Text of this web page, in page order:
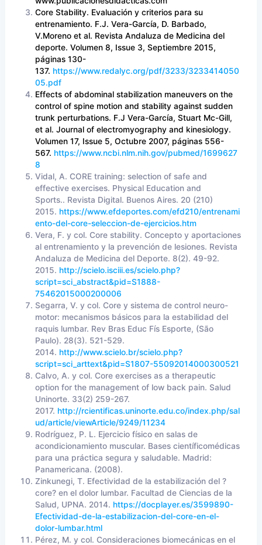
Core Stability. Evaluación y criterios para su
entrenamiento. F.J. Vera-García, D. Barbado,
V.Moreno et al. Revista Andaluza de Medicina del
deporte. Volumen 8, Issue 3, Septiembre 2015,
páginas 130-
137. https://www.redalyc.org/pdf/3233/3233414050
05.pdf
Effects of abdominal stabilization maneuvers on the
control of spine motion and stability against sudden
trunk perturbations. F.J Vera-García, Stuart Mc-Gill,
et al. Journal of electromyography and kinesiology.
Volumen 17, Issue 5, Octubre 2007, páginas 556-
567. https://www.ncbi.nlm.nih.gov/pubmed/1699627
8
Vidal, A. CORE training: selection of safe and
effective exercises. Physical Education and
Sports.. Revista Digital. Buenos Aires. 20 (210)
2015. https://www.efdeportes.com/efd210/entrenami
ento-del-core-seleccion-de-ejercicios.htm
Vera, F. y col. Core stability. Concepto y aportaciones
al entrenamiento y la prevención de lesiones. Revista
Andaluza de Medicina del Deporte. 8(2). 49-92.
2015. http://scielo.isciii.es/scielo.php?
script=sci_abstract&pid=S1888-
75462015000200006
Segarra, V. y col. Core y sistema de control neuro-
motor: mecanismos básicos para la estabilidad del
raquis lumbar. Rev Bras Educ Fís Esporte, (São
Paulo). 28(3). 521-529.
2014. http://www.scielo.br/scielo.php?
script=sci_arttext&pid=S1807-55092014000300521
Calvo, A. y col. Core exercises as a therapeutic
option for the management of low back pain. Salud
Uninorte. 33(2) 259-267.
2017. http://rcientificas.uninorte.edu.co/index.php/sal
ud/article/viewArticle/9249/11234
Rodríguez, P. L. Ejercicio físico en salas de
acondicionamiento muscular. Bases científicomédicas
para una práctica segura y saludable. Madrid:
Panamericana. (2008).
Zinkunegi, T. Efectividad de la estabilización del ?
core? en el dolor lumbar. Facultad de Ciencias de la
Salud, UPNA. 2014. https://docplayer.es/3599890-
Efectividad-de-la-estabilizacion-del-core-en-el-
dolor-lumbar.html
Pérez, M. y col. Consideraciones biomecánicas en el